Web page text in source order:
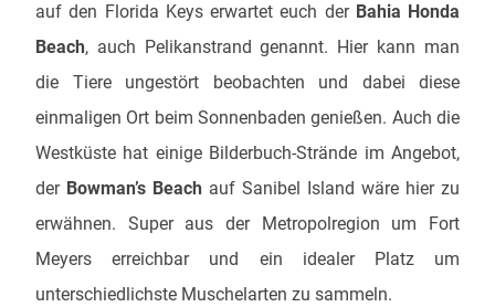
auf den Florida Keys erwartet euch der Bahia Honda
Beach, auch Pelikanstrand genannt. Hier kann man
die Tiere ungestört beobachten und dabei diese
einmaligen Ort beim Sonnenbaden genießen. Auch die
Westküste hat einige Bilderbuch-Strände im Angebot,
der Bowman’s Beach auf Sanibel Island wäre hier zu
erwähnen. Super aus der Metropolregion um Fort
Meyers erreichbar und ein idealer Platz um
unterschiedlichste Muschelarten zu sammeln.